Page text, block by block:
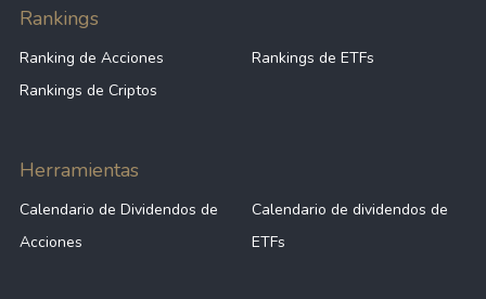
Rankings
Ranking de Acciones
Rankings de ETFs
Rankings de Criptos
Herramientas
Calendario de Dividendos de
Acciones
Calendario de dividendos de
ETFs